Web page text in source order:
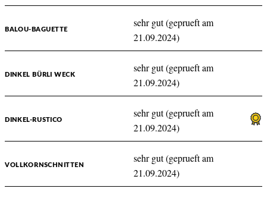
BALOU-BAGUETTE
sehr gut (geprueft am
21.09.2024)
DINKEL BÜRLI WECK
sehr gut (geprueft am
21.09.2024)
DINKEL-RUSTICO
sehr gut (geprueft am
21.09.2024)
VOLLKORNSCHNITTEN
sehr gut (geprueft am
21.09.2024)